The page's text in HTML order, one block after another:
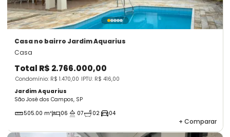
Casano bairro Jardim Aquarius
Casa
Total R$ 2.766.000,00
Condomínio: R$ 1.470,00 IPTU: R$ 416,00
Jardim Aquarius
São José dos Campos, SP
505.00 m²
06 07 02 04
+ Comparar